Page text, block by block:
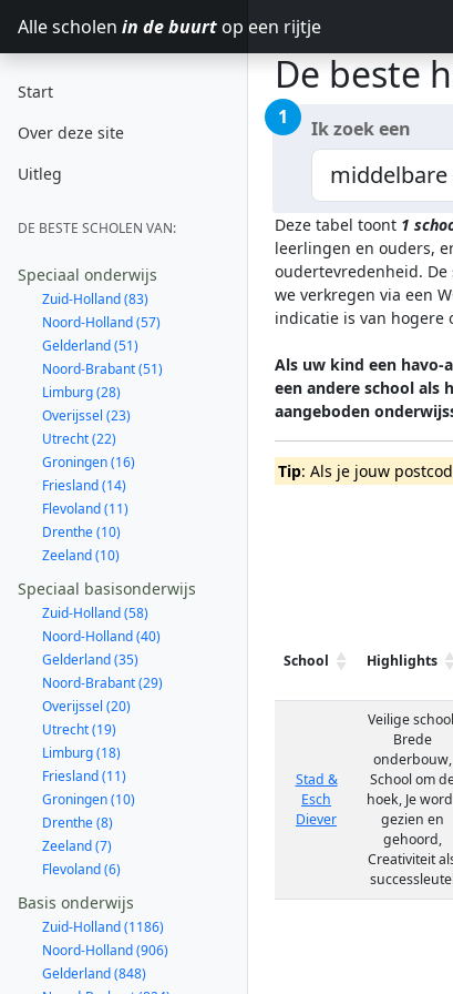
Alle scholen in de buurt op een rijtje
Start
Over deze site
Uitleg
DE BESTE SCHOLEN VAN:
Speciaal onderwijs
Zuid-Holland (83)
Noord-Holland (57)
Gelderland (51)
Noord-Brabant (51)
Limburg (28)
Overijssel (23)
Utrecht (22)
Groningen (16)
Friesland (14)
Flevoland (11)
Drenthe (10)
Zeeland (10)
Speciaal basisonderwijs
Zuid-Holland (58)
Noord-Holland (40)
Gelderland (35)
Noord-Brabant (29)
Overijssel (20)
Utrecht (19)
Limburg (18)
Friesland (11)
Groningen (10)
Drenthe (8)
Zeeland (7)
Flevoland (6)
Basis onderwijs
Zuid-Holland (1186)
Noord-Holland (906)
Gelderland (848)
De beste
1 Ik zoek een
Deze tabel toont 1
leerlingen en ouders,
oudertevredenheid.
we verkregen via een
indicatie is van hogere
Als uw kind een
een andere school
aangeboden
Tip: Als je jouw
School Highlights
Stad &
Esch
Diever
Veilige
Brede
onderbouw,
School om
hoek, Je
gezien en
gehoord,
Creativiteit